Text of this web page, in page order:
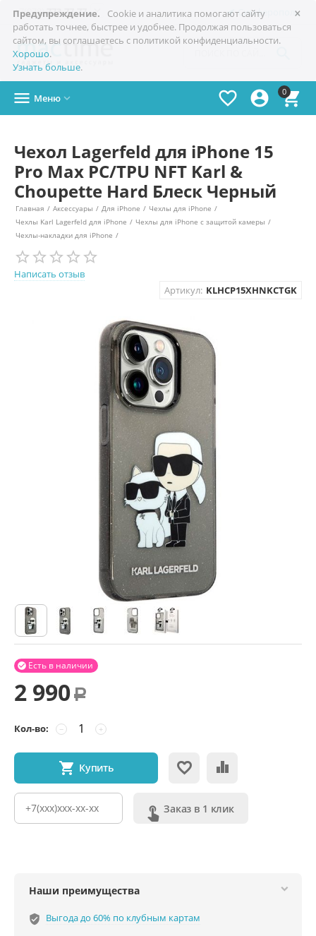
×
Предупреждение.
Cookie и аналитика помогают сайту
работать точнее, быстрее и удобнее. Продолжая пользоваться
сайтом, вы соглашаетесь с политикой конфиденциальности.
Хорошо.
Узнать больше.
Симферополь
+7(978)773-77-77 
0



 Меню 
Чехол Lagerfeld для iPhone 15
Pro Max PC/TPU NFT Karl &
Choupette Hard Блеск Черный
Главная / Аксессуары / Для iPhone / Чехлы для iPhone /
Чехлы Karl Lagerfeld для iPhone / Чехлы для iPhone с защитой камеры /
Чехлы-накладки для iPhone /
Написать отзыв
Артикул: KLHCP15XHNKCTGK
Есть в наличии

2 990 Р
Кол-во: +
−
Купить
Заказ в 1 клик
Наши преимущества
verified_user Выгода до 60% по клубным картам